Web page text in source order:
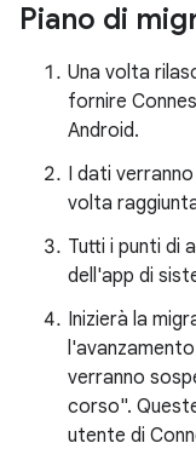
Piano di
Una volta
fornire
Android.
I dati
volta
Tutti i punti di
dell'app di
Inizierà la
verranno
corso".
utente di